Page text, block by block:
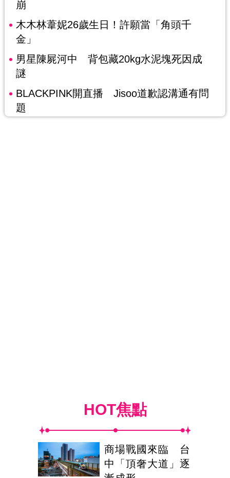
崩
木木林葦妮26歲生日！許願當「角頭千
金」
男星陳屍河中 背包藏20kg水泥塊死因成
謎
BLACKPINK開直播 Jisoo道歉認溝通有問
題
HOT焦點
商場戰國來臨 台
中「頂奢大道」逐